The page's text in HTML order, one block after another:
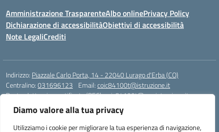
Diamo valore alla tua privacy
Utilizziamo i cookie per migliorare la tua esperienza di navigazione,
Amministrazione TrasparenteAlbo onlinePrivacy Policy
Dichiarazione di accessibilitàObiettivi di accessibilità
Note LegaliCrediti
Indirizzo: Piazzale Carlo Porta, 14 - 22040 Lurago d'Erba (CO)
Centralino:031696123 Email:coic84100t@istruzione.it
Posta elettronica certificata (PEC):coic84100t@pec.istruzione.it
Codice fiscale: 82002040135
Codice meccanografico:
COIC84100T